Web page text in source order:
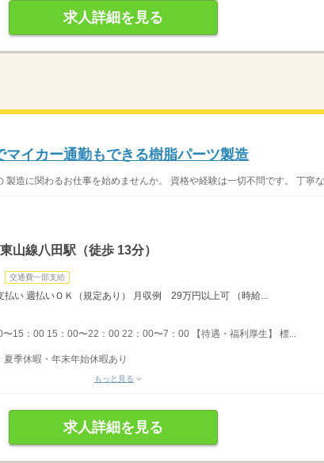
求人詳細を見る
イカー通勤もできる樹脂パーツ製造
造に関わるお仕事を始めませんか。 資格や経験は一切不問です。 丁寧な
山線八田駅（徒歩 13分）
交通費一部支給
い 週払いＯＫ（規定あり） 月収例 29万円以上可 （時給...
15：00 15：00〜22：00 22：00〜7：00 【待遇・福利厚生】 標...
季休暇・年末年始休暇あり
もっと見る
求人詳細を見る